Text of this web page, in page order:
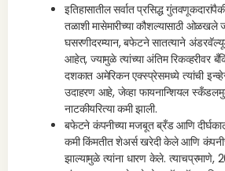
इतिहासातील सर्वात प्रसिद्ध
तळाशी मासेमारीच्या कौशल्यासाठी ओळखले
घसरणीदरम्यान, बफेटने सातत्याने
आहेत, ज्यामुळे त्यांच्या अंतिम रिकव्हरीवर
दशकात अमेरिकन एक्स्प्रेसमध्ये त्यांची
उदाहरण आहे, जेव्हा फायनान्शियल
नाटकीयरित्या कमी झाली.
बफेटने कंपनीच्या मजबूत ब्रँड आणि
कमी किंमतीत शेअर्स खरेदी केले आणि
झाल्यामुळे त्यांना धारण केले. त्याचप्रमाणे,